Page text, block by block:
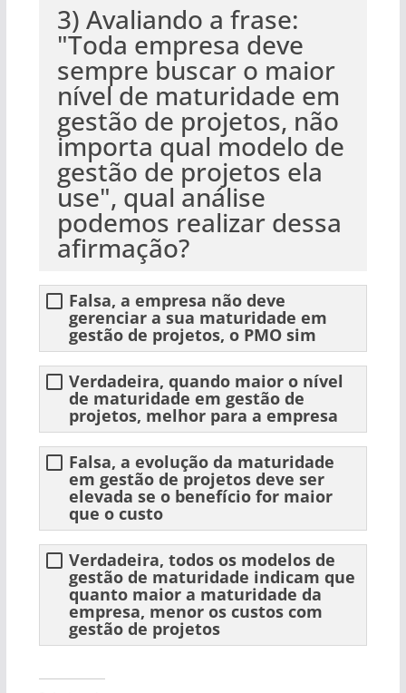
3) Avaliando a frase:
"Toda empresa deve
sempre buscar o maior
nível de maturidade em
gestão de projetos, não
importa qual modelo de
gestão de projetos ela
use", qual análise
podemos realizar dessa
afirmação?
Falsa, a empresa não deve
gerenciar a sua maturidade em
gestão de projetos, o PMO sim
Verdadeira, quando maior o nível
de maturidade em gestão de
projetos, melhor para a empresa
Falsa, a evolução da maturidade
em gestão de projetos deve ser
elevada se o benefício for maior
que o custo
Verdadeira, todos os modelos de
gestão de maturidade indicam que
quanto maior a maturidade da
empresa, menor os custos com
gestão de projetos